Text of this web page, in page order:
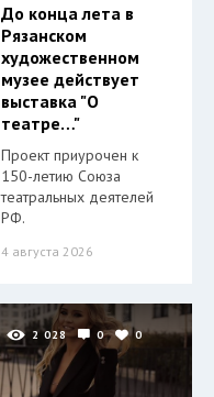
До конца лета в
Рязанском
художественном
музее действует
выставка "О
театре…"
Проект приурочен к
150-летию Союза
театральных деятелей
РФ.
4 августа 2026
2 028 0 0